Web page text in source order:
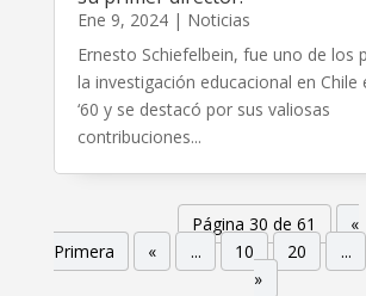
Ene 9, 2024| Noticias
Ernesto Schiefelbein, fue uno de los
la investigación educacional en Chile
‘60 y se destacó por sus valiosas
contribuciones...
Página 30 de 61
«
Primera
« ... 10 20 ...
»